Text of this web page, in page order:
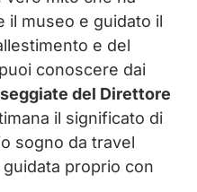
il museo e guidato il
e del
conoscere dai
del Direttore
il significato di
sogno da travel
proprio con